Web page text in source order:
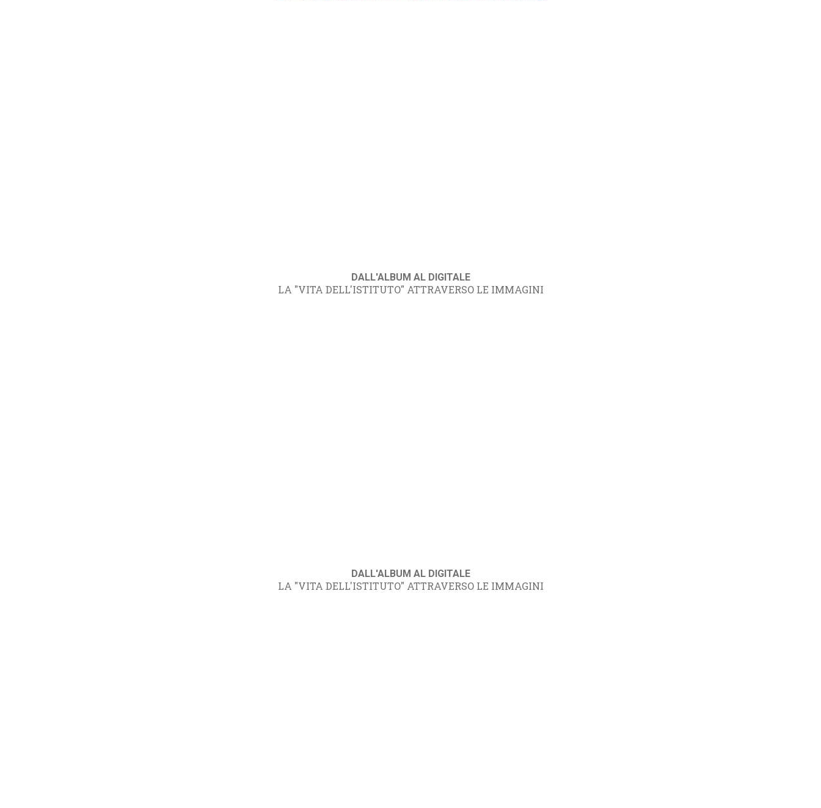
DALL'ALBUM AL DIGITALE
LA "VITA DELL'ISTITUTO" ATTRAVERSO LE IMMAGINI
DALL'ALBUM AL DIGITALE
LA "VITA DELL'ISTITUTO" ATTRAVERSO LE IMMAGINI